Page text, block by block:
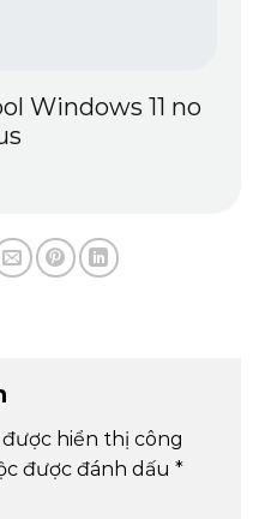
Windows 11 no
hiển thị công
được đánh dấu *